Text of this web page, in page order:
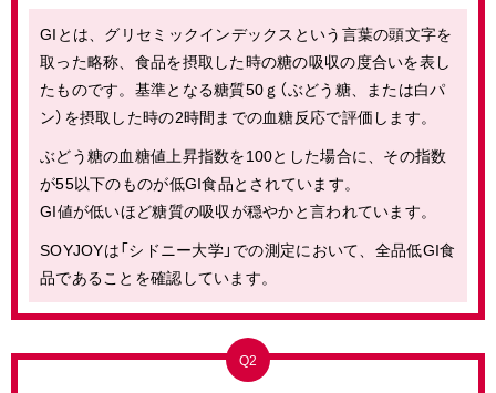
GIとは、グリセミックインデックスという言葉の頭文字を
取った略称、食品を摂取した時の糖の吸収の度合いを表し
たものです。基準となる糖質50ｇ（ぶどう糖、または白パ
ン）を摂取した時の2時間までの血糖反応で評価します。
ぶどう糖の血糖値上昇指数を100とした場合に、その指数
が55以下のものが低GI食品とされています。
GI値が低いほど糖質の吸収が穏やかと言われています。
SOYJOYは「シドニー大学」での測定において、全品低GI食
品であることを確認しています。
Q2